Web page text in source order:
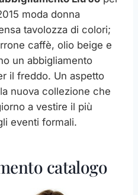
moda donna
tavolozza di colori;
caffè, olio beige e
un abbigliamento
il freddo. Un aspetto
nuova collezione che
a vestire il più
eventi formali.
catalogo